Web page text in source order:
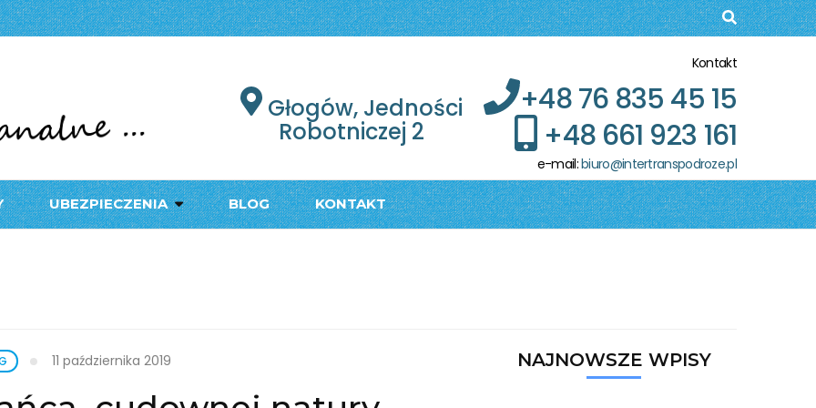
W GŁOGOWIE Kontakt
+48 76 835 45 15
+48 661 923 161
e-mail:biuro@intertranspodroze.pl
Głogów, Jedności
Robotniczej 2
UBEZPIECZENIA BLOG KONTAKT
11 października 2019 NAJNOWSZE WPISY